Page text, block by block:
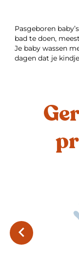
Pasgeboren
bad te doen,
Je baby wassen
dagen dat je